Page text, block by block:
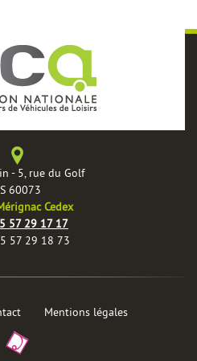
- 5, rue du Golf
60073
Cedex
57 29 17 17
57 29 18 73
Mentions légales